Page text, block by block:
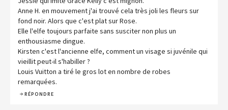
Anne H. en mouvement j'ai trouvé cela très joli les fleurs sur
fond noir. Alors que c'est plat sur Rose.
Elle l'elfe toujours parfaite sans susciter non plus un
enthousiasme dingue.
Kirsten c'est l'ancienne elfe, comment un visage si juvénile qui
vieillit peut-il s'habiller ?
Louis Vuitton a tiré le gros lot en nombre de robes
remarquées.
RÉPONDRE